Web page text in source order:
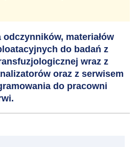
odczynników, materiałów
do badań z
wraz z
oraz z serwisem
do pracowni